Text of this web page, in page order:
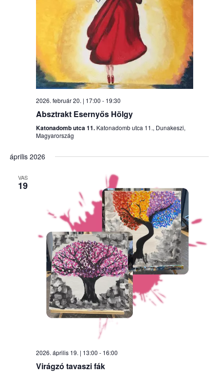
2026. február 20. | 17:00 - 19:30
Absztrakt Esernyős Hölgy
Katonadomb utca 11. Katonadomb utca 11., Dunakeszi,
Magyarország
április 2026
VAS
19
2026. április 19. | 13:00 - 16:00
Virágzó tavaszi fák